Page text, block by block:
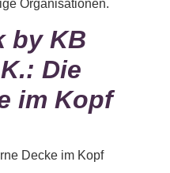
Organisationen.
by KB
Die
im Kopf
Decke im Kopf